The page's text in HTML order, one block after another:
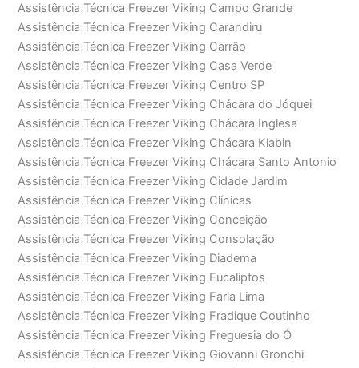
Assistência Técnica Freezer Viking Campo Grande
Assistência Técnica Freezer Viking Carandiru
Assistência Técnica Freezer Viking Carrão
Assistência Técnica Freezer Viking Casa Verde
Assistência Técnica Freezer Viking Centro SP
Assistência Técnica Freezer Viking Chácara do Jóquei
Assistência Técnica Freezer Viking Chácara Inglesa
Assistência Técnica Freezer Viking Chácara Klabin
Assistência Técnica Freezer Viking Chácara Santo Antonio
Assistência Técnica Freezer Viking Cidade Jardim
Assistência Técnica Freezer Viking Clínicas
Assistência Técnica Freezer Viking Conceição
Assistência Técnica Freezer Viking Consolação
Assistência Técnica Freezer Viking Diadema
Assistência Técnica Freezer Viking Eucaliptos
Assistência Técnica Freezer Viking Faria Lima
Assistência Técnica Freezer Viking Fradique Coutinho
Assistência Técnica Freezer Viking Freguesia do Ó
Assistência Técnica Freezer Viking Giovanni Gronchi